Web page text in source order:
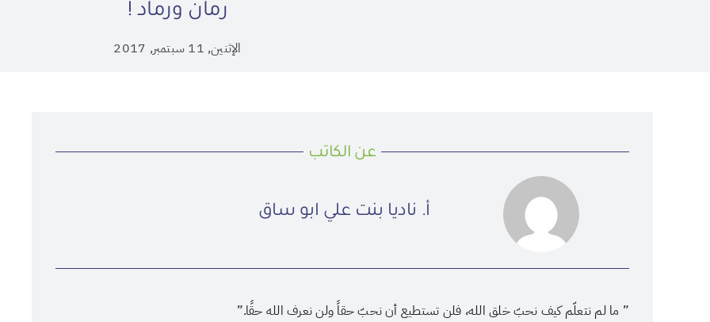
رمان ورماد !
الإثنين, 11 سبتمبر, 2017
عن الكاتب
أ. ناديا بنت علي ابو ساق
” ما لم نتعلّم كيف نحبّ خلق الله، فلن تستطيع أن نحبّ حقاً ولن نعرف الله حقًا.”